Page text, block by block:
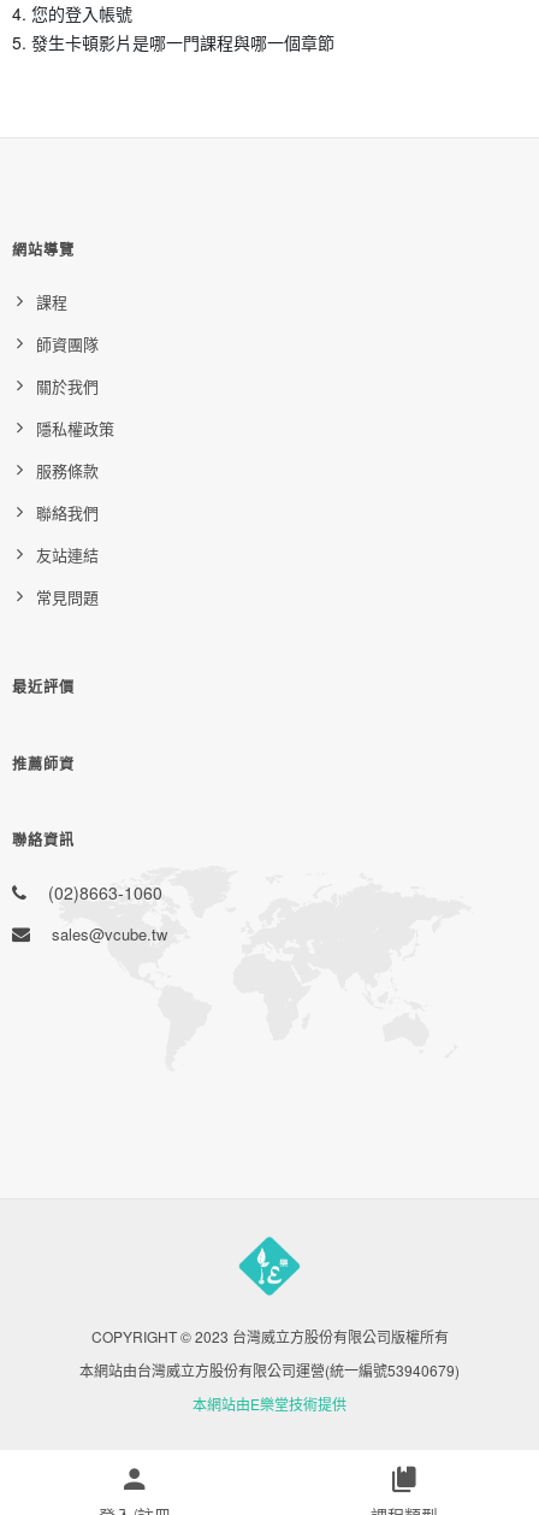
您的登入帳號
發生卡頓影片是哪一門課程與哪一個章節
網站導覽
課程
師資團隊
關於我們
隱私權政策
服務條款
聯絡我們
友站連結
常見問題
最近評價
推薦師資
聯絡資訊
(02)8663-1060
sales@vcube.tw
COPYRIGHT © 2023 台灣威立方股份有限公司版權所有
本網站由台灣威立方股份有限公司運營(統一編號53940679)
本網站由E樂堂技術提供